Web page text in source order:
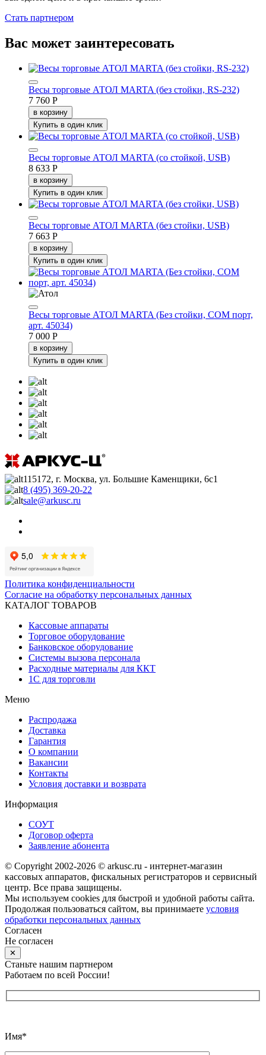
Стать партнером
Вас может заинтересовать
Весы торговые АТОЛ MARTA (без стойки, RS-232)
7 760 Р
в корзину
Купить в один клик
Весы торговые АТОЛ MARTA (со стойкой, USB)
8 633 Р
в корзину
Купить в один клик
Весы торговые АТОЛ MARTA (без стойки, USB)
7 663 Р
в корзину
Купить в один клик
Весы торговые АТОЛ MARTA (Без стойки, СОМ порт,
арт. 45034)
7 000 Р
в корзину
Купить в один клик
115172, г. Москва, ул. Большие Каменщики, 6с1
8 (495) 369-20-22
sale@arkusc.ru
Политика конфиденциальности
Согласие на обработку персональных данных
КАТАЛОГ ТОВАРОВ
Кассовые аппараты
Торговое оборудование
Банковское оборудование
Системы вызова персонала
Расходные материалы для ККТ
1С для торговли
Меню
Распродажа
Доставка
Гарантия
О компании
Вакансии
Контакты
Условия доставки и возврата
Информация
СОУТ
Договор оферта
Заявление абонента
© Copyright 2002-2026 © arkusc.ru - интернет-магазин
кассовых аппаратов, фискальных регистраторов и сервисный
центр. Все права защищены.
Мы используем cookies для быстрой и удобной работы сайта.
Продолжая пользоваться сайтом, вы принимаете условия
обработки персональных данных
Согласен
Не согласен
✕
Станьте нашим партнером
Работаем по всей России!
Имя*